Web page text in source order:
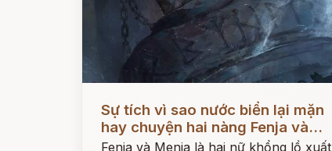
Sự tích vì sao nước biển lại mặn
hay chuyện hai nàng Fenja và...
Fenja và Menja là hai nữ khổng lồ xuất